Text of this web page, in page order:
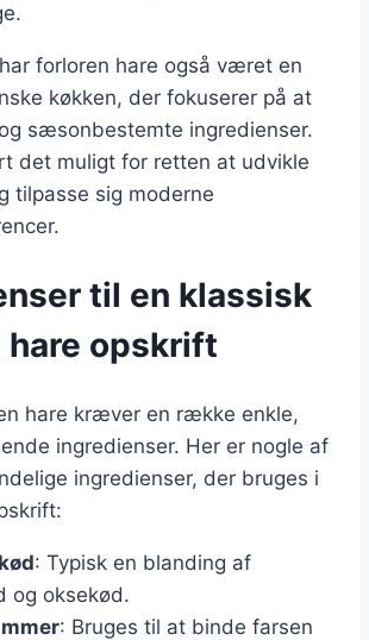
forloren hare også været en
køkken, der fokuserer på at
sæsonbestemte ingredienser.
det muligt for retten at udvikle
tilpasse sig moderne
til en klassisk
hare opskrift
hare kræver en række enkle,
ingredienser. Her er nogle af
ingredienser, der bruges i
: Typisk en blanding af
og oksekød.
: Bruges til at binde farsen